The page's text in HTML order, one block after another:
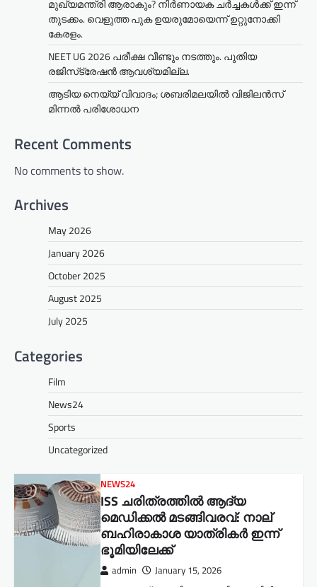
മുഖ്യമന്ത്രി ആരാകും? നിർണായക ചർച്ചകൾക്ക് ഇന്ന്
തുടക്കം. വെളുത്ത പുക ഉയരുമോയെന്ന് ഉറ്റുനോക്കി
കേരളം.
NEET UG 2026 പരീക്ഷ വീണ്ടും നടത്തും. പുതിയ
രജിസ്‌ട്രേഷൻ ആവശ്യമില്ല.
ആടിയ നെയ്യ് വിവാദം; ശബരിമലയില്‍ വിജിലന്‍സ്
മിന്നല്‍ പരിശോധന
Recent Comments
No comments to show.
Archives
May 2026
January 2026
October 2025
August 2025
July 2025
Categories
Film
News24
Sports
Uncategorized
NEWS24
ISS ചരിത്രത്തിൽ ആദ്യ
മെഡിക്കൽ മടങ്ങിവരവ്: നാല്
ബഹിരാകാശ യാത്രികർ ഇന്ന്
ഭൂമിയിലേക്ക്
admin January 15, 2026